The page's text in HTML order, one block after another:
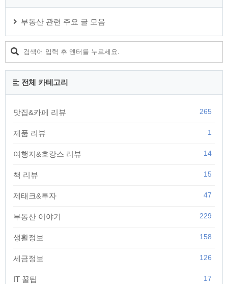
부동산 관련 주요 글 모음
전체 카테고리
맛집&카페 리뷰 265
제품 리뷰 1
여행지&호캉스 리뷰 14
책 리뷰 15
제태크&투자 47
부동산 이야기 229
생활정보 158
세금정보 126
IT 꿀팁 17